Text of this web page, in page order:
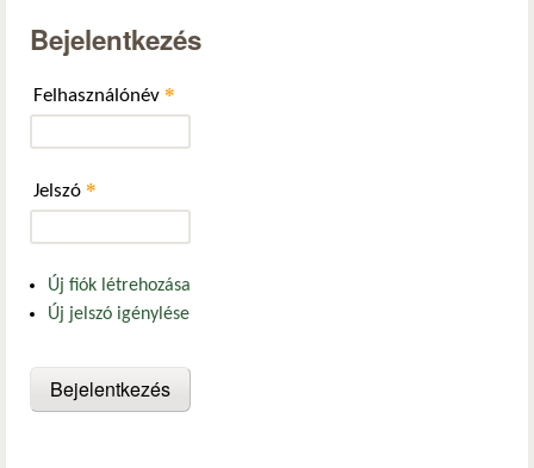
Bejelentkezés
Felhasználónév *
Jelszó *
Új fiók létrehozása
Új jelszó igénylése